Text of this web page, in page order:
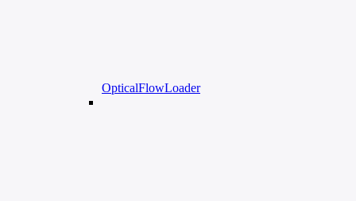
OpticalFlowLoader